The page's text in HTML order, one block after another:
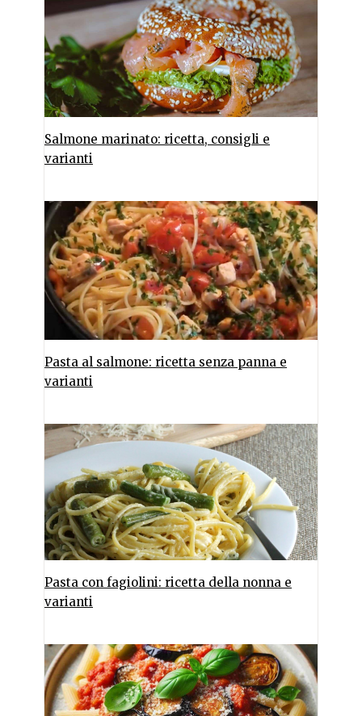
Salmone marinato: ricetta, consigli e
varianti
Pasta al salmone: ricetta senza panna e
varianti
Pasta con fagiolini: ricetta della nonna e
varianti